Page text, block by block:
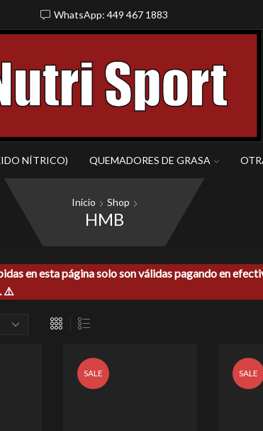
WhatsApp: 449 467 1883
NÍTRICO) QUEMADORES DE GRASA
Inicio Shop
HMB
en esta página solo son válidas pagando en
⚠️
SALE SALE